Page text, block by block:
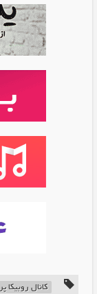
کانال روبیکا